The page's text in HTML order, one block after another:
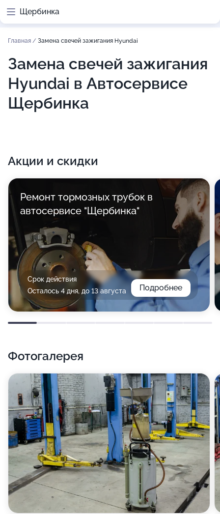
Щербинка
Главная / Замена свечей зажигания Hyundai
Замена свечей зажигания
Hyundai в Автосервисе
Щербинка
Акции и скидки
Ремонт тормозных трубок в
автосервисе "Щербинка"
Срок действия
Осталось 4 дня, до 13 августа
Подробнее
Фотогалерея